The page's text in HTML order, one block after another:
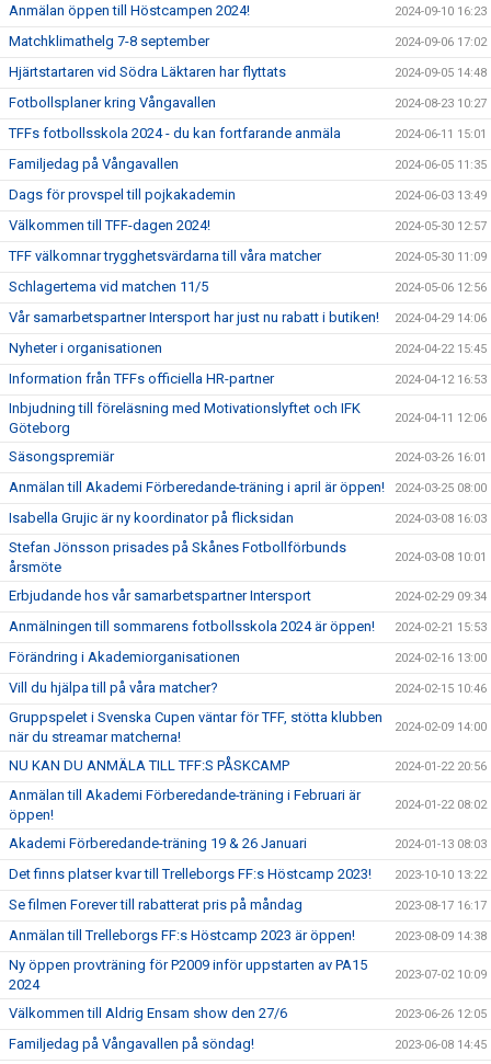
Anmälan öppen till Höstcampen 2024! 2024-09-10 16:23
Matchklimathelg 7-8 september 2024-09-06 17:02
Hjärtstartaren vid Södra Läktaren har flyttats 2024-09-05 14:48
Fotbollsplaner kring Vångavallen 2024-08-23 10:27
TFFs fotbollsskola 2024 - du kan fortfarande anmäla 2024-06-11 15:01
Familjedag på Vångavallen 2024-06-05 11:35
Dags för provspel till pojkakademin 2024-06-03 13:49
Välkommen till TFF-dagen 2024! 2024-05-30 12:57
TFF välkomnar trygghetsvärdarna till våra matcher 2024-05-30 11:09
Schlagertema vid matchen 11/5 2024-05-06 12:56
Vår samarbetspartner Intersport har just nu rabatt i butiken! 2024-04-29 14:06
Nyheter i organisationen 2024-04-22 15:45
Information från TFFs officiella HR-partner 2024-04-12 16:53
Inbjudning till föreläsning med Motivationslyftet och IFK
Göteborg
2024-04-11 12:06
Säsongspremiär 2024-03-26 16:01
Anmälan till Akademi Förberedande-träning i april är öppen! 2024-03-25 08:00
Isabella Grujic är ny koordinator på flicksidan 2024-03-08 16:03
Stefan Jönsson prisades på Skånes Fotbollförbunds
årsmöte
2024-03-08 10:01
Erbjudande hos vår samarbetspartner Intersport 2024-02-29 09:34
Anmälningen till sommarens fotbollsskola 2024 är öppen! 2024-02-21 15:53
Förändring i Akademiorganisationen 2024-02-16 13:00
Vill du hjälpa till på våra matcher? 2024-02-15 10:46
Gruppspelet i Svenska Cupen väntar för TFF, stötta klubben
när du streamar matcherna!
2024-02-09 14:00
NU KAN DU ANMÄLA TILL TFF:S PÅSKCAMP 2024-01-22 20:56
Anmälan till Akademi Förberedande-träning i Februari är
öppen!
2024-01-22 08:02
Akademi Förberedande-träning 19 & 26 Januari 2024-01-13 08:03
Det finns platser kvar till Trelleborgs FF:s Höstcamp 2023! 2023-10-10 13:22
Se filmen Forever till rabatterat pris på måndag 2023-08-17 16:17
Anmälan till Trelleborgs FF:s Höstcamp 2023 är öppen! 2023-08-09 14:38
Ny öppen provträning för P2009 inför uppstarten av PA15
2024
2023-07-02 10:09
Välkommen till Aldrig Ensam show den 27/6 2023-06-26 12:05
Familjedag på Vångavallen på söndag! 2023-06-08 14:45